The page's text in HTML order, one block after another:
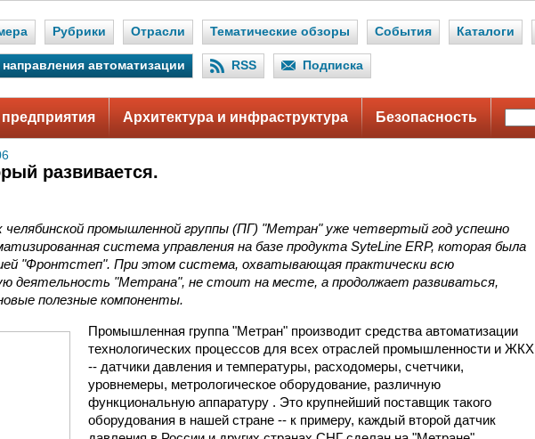
Рубрики Отрасли Тематические обзоры События Каталоги
автоматизации RSS Подписка
Архитектура и инфраструктура Безопасность
развивается.
челябинской промышленной группы (ПГ) "Метран" уже четвертый год успешно
система управления на базе продукта SyteLine ERP, которая была
"Фронтстеп". При этом система, охватывающая практически всю
деятельность "Метрана", не стоит на месте, а продолжает развиваться,
полезные компоненты.
Промышленная группа "Метран" производит средства автоматизации
технологических процессов для всех отраслей промышленности и ЖКХ
-- датчики давления и температуры, расходомеры, счетчики,
уровнемеры, метрологическое оборудование, различную
функциональную аппаратуру . Это крупнейший поставщик такого
оборудования в нашей стране -- к примеру, каждый второй датчик